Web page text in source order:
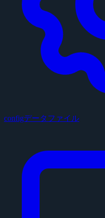
configデータファイル